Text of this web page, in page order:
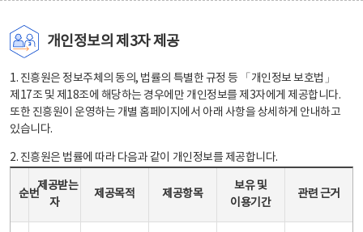
개인정보의 제3자 제공
1. 진흥원은 정보주체의 동의, 법률의 특별한 규정 등 「개인정보 보호법」
제17조 및 제18조에 해당하는 경우에만 개인정보를 제3자에게 제공합니다.
또한 진흥원이 운영하는 개별 홈페이지에서 아래 사항을 상세하게 안내하고
있습니다.
2. 진흥원은 법률에 따라 다음과 같이 개인정보를 제공합니다.
순번
제공받는
자
제공목적 제공항목
보유 및
이용기간
관련 근거